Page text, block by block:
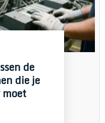
de
die je